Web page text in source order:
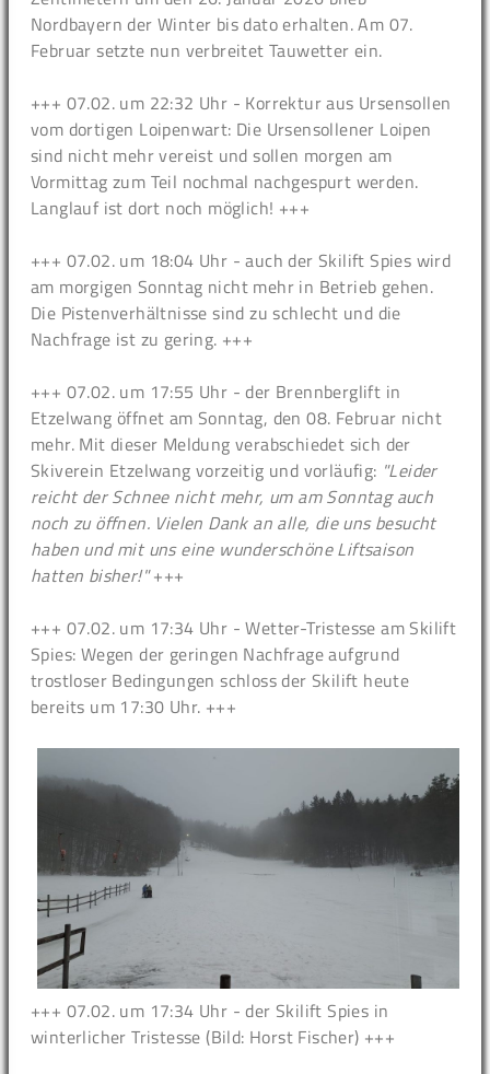
Nordbayern der Winter bis dato erhalten. Am 07.
Februar setzte nun verbreitet Tauwetter ein.
+++ 07.02. um 22:32 Uhr - Korrektur aus Ursensollen
vom dortigen Loipenwart: Die Ursensollener Loipen
sind nicht mehr vereist und sollen morgen am
Vormittag zum Teil nochmal nachgespurt werden.
Langlauf ist dort noch möglich! +++
+++ 07.02. um 18:04 Uhr - auch der Skilift Spies wird
am morgigen Sonntag nicht mehr in Betrieb gehen.
Die Pistenverhältnisse sind zu schlecht und die
Nachfrage ist zu gering. +++
+++ 07.02. um 17:55 Uhr - der Brennberglift in
Etzelwang öffnet am Sonntag, den 08. Februar nicht
mehr. Mit dieser Meldung verabschiedet sich der
Skiverein Etzelwang vorzeitig und vorläufig: "Leider
reicht der Schnee nicht mehr, um am Sonntag auch
noch zu öffnen. Vielen Dank an alle, die uns besucht
haben und mit uns eine wunderschöne Liftsaison
hatten bisher!"+++
+++ 07.02. um 17:34 Uhr - Wetter-Tristesse am Skilift
Spies: Wegen der geringen Nachfrage aufgrund
trostloser Bedingungen schloss der Skilift heute
bereits um 17:30 Uhr. +++
+++ 07.02. um 17:34 Uhr - der Skilift Spies in
winterlicher Tristesse (Bild: Horst Fischer) +++